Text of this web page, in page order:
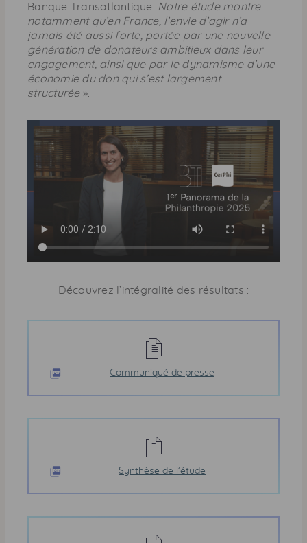
Banque Transatlantique.
Notre étude montre
notamment qu’en France, l’envie d’agir n’a
jamais été aussi forte, portée par une nouvelle
génération de donateurs ambitieux dans leur
engagement, ainsi que par le dynamisme d’une
économie du don qui s’est largement
structurée».
Découvrez l’intégralité des résultats :
Communiqué de presse
Synthèse de l’étude